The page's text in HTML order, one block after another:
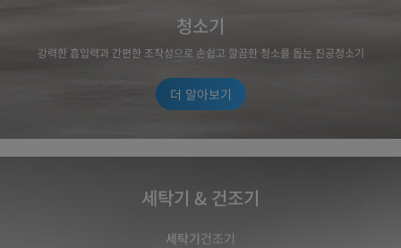
청소기
강력한 흡입력과 간편한 조작성으로 손쉽고 깔끔한 청소를 돕는 진공청소기
더 알아보기
세탁기 & 건조기
세탁기건조기